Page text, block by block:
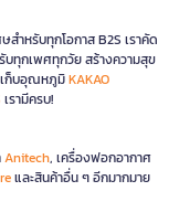
ำหรับทุกโอกาส B2S เราคัด
บทุกเพศทุกวัย สร้างความสุข
เก็บอุณหภูมิKAKAO
เรามีครบ!
Anitech, เครื่องฟอกอากาศ
และสินค้าอื่น ๆ อีกมากมาย